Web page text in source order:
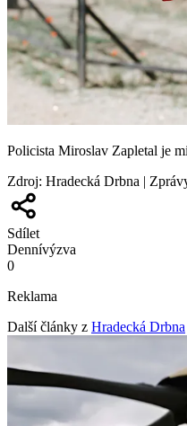
Policista Miroslav Zapletal je
Zdroj: Hradecká Drbna |
Sdílet
Dennívýzva
0
Reklama
Další články z Hradecká Drbna